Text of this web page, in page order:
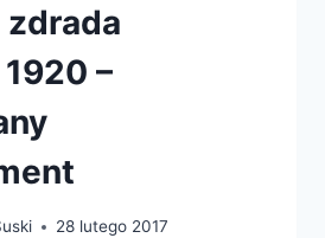
–
28 lutego 2017